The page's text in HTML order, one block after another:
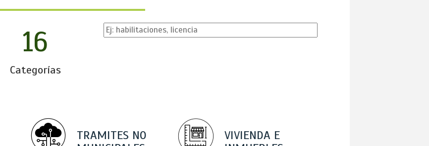
16
Categorías
TRAMITES NO
VIVIENDA E